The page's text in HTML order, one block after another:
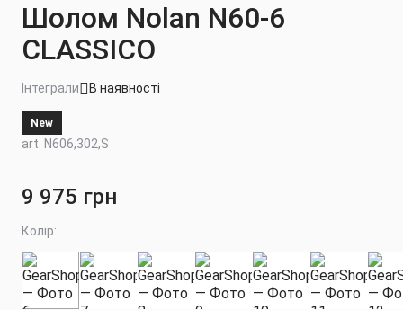
Шолом Nolan N60-6
CLASSICO
Інтеграли В наявності
New
art. N606,302,S
9 975 грн
Колір: